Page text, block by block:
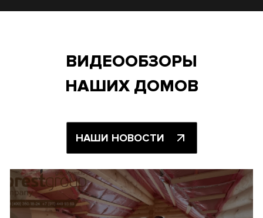
ВИДЕООБЗОРЫ
НАШИХ ДОМОВ
НАШИ НОВОСТИ